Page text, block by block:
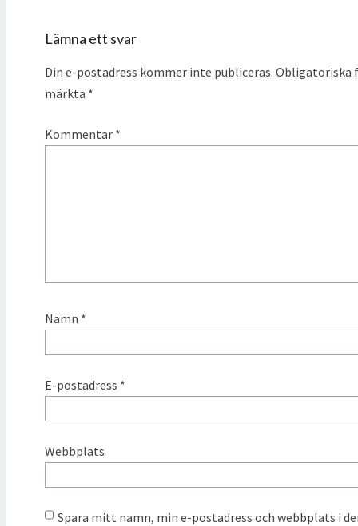
Lämna ett svar
Din e-postadress kommer inte publiceras. Obligatoriska
märkta *
Kommentar *
Namn *
E-postadress *
Webbplats
Spara mitt namn, min e-postadress och webbplats i